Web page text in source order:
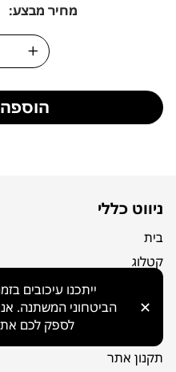
ייתכנו עיכובים
הביטחוני המשתנה.
לספק לכם
✕
מחיר מבצע:
ניווט כללי
בית
קטלוג
מפת אתר
הצהרת נגישות
תקנון אתר